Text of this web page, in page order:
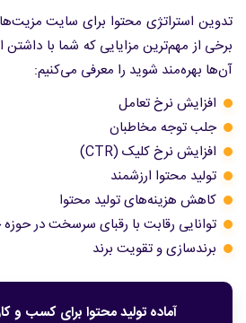
تدوین استراتژی محتوا برای سایت
برخی از مهم‌ترین مزایایی که شما با داشتن
آن‌ها بهره‌مند شوید را معرفی می‌کنیم:
افزایش نرخ تعامل
جلب توجه مخاطبان
افزایش نرخ کلیک (CTR)
تولید محتوا ارزشمند
کاهش هزینه‌های تولید محتوا
توانایی رقابت با رقبای سرسخت در
برندسازی و تقویت برند
آماده تولید محتوا برای کسب و